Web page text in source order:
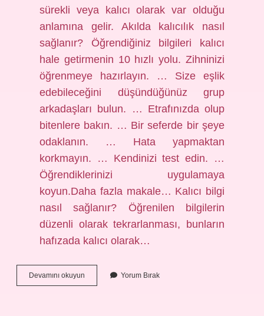
sürekli veya kalıcı olarak var olduğu
anlamına gelir. Akılda kalıcılık nasıl
sağlanır? Öğrendiğiniz bilgileri kalıcı
hale getirmenin 10 hızlı yolu. Zihninizi
öğrenmeye hazırlayın. … Size eşlik
edebileceğini düşündüğünüz grup
arkadaşları bulun. … Etrafınızda olup
bitenlere bakın. … Bir seferde bir şeye
odaklanın. … Hata yapmaktan
korkmayın. … Kendinizi test edin. …
Öğrendiklerinizi uygulamaya
koyun.Daha fazla makale… Kalıcı bilgi
nasıl sağlanır? Öğrenilen bilgilerin
düzenli olarak tekrarlanması, bunların
hafızada kalıcı olarak…
Devamını okuyun
Olma
Yorum Bırak